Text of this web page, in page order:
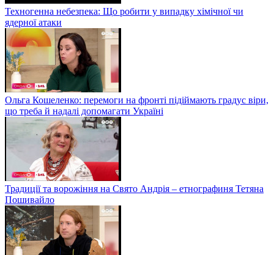
Техногенна небезпека: Що робити у випадку хімічної чи
ядерної атаки
Ольга Кошеленко: перемоги на фронті підіймають градус віри,
що треба й надалі допомагати Україні
Традиції та ворожіння на Свято Андрія – етнографиня Тетяна
Пошивайло